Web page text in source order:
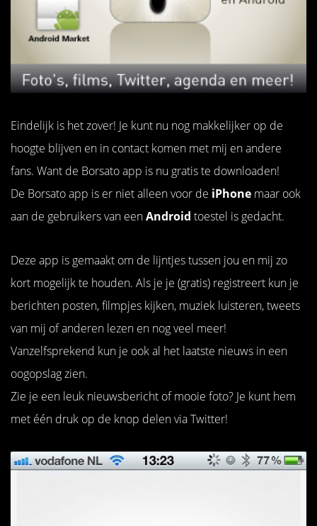
Eindelijk is het zover! Je kunt nu nog makkelijker op de
hoogte blijven en in contact komen met mij en andere
fans. Want de Borsato app is nu gratis te downloaden!
De Borsato app is er niet alleen voor de iPhone maar ook
aan de gebruikers van eenAndroid toestel is gedacht.
Deze app is gemaakt om de lijntjes tussen jou en mij zo
kort mogelijk te houden. Als je je (gratis) registreert kun je
berichten posten, filmpjes kijken, muziek luisteren, tweets
van mij of anderen lezen en nog veel meer!
Vanzelfsprekend kun je ook al het laatste nieuws in een
oogopslag zien.
Zie je een leuk nieuwsbericht of mooie foto? Je kunt hem
met één druk op de knop delen via Twitter!